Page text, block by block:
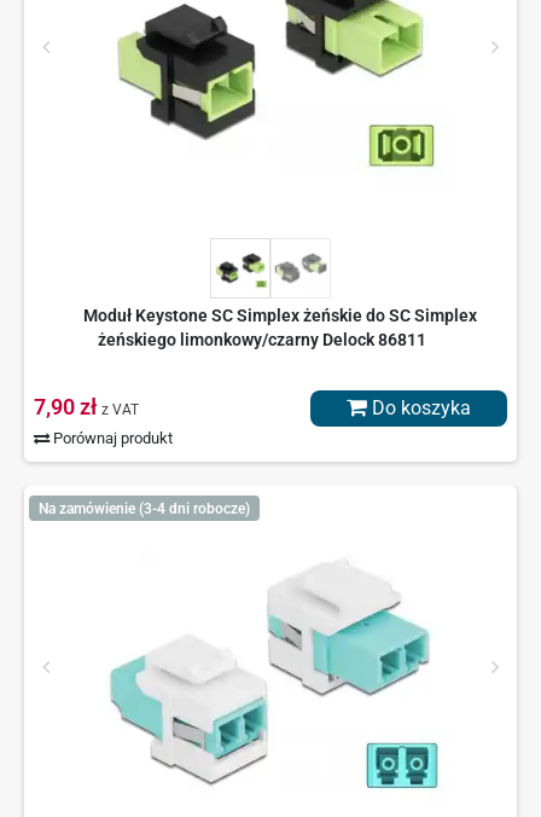
Moduł Keystone SC Simplex żeńskie do SC Simplex
żeńskiego limonkowy/czarny Delock 86811
7,90 zł z VAT
Porównaj produkt
Do koszyka
Na zamówienie (3-4 dni robocze)